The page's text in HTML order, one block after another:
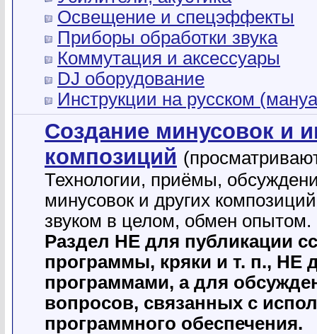
Освещение и спецэффекты
Приборы обработки звука
Коммутация и аксессуары
DJ оборудование
Инструкции на русском
Создание минусовок и
композиций
Технологии, приёмы,
минусовок и других
звуком в целом, обмен опытом.
Раздел НЕ для публикации
программы, кpяки и т. п., НЕ
программами, а для
вопросов, связанных с
программного обеспечения.